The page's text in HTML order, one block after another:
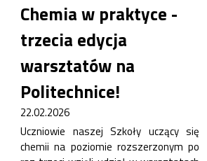
Chemia w praktyce -
trzecia edycja
warsztatów na
Politechnice!
22.02.2026
Uczniowie naszej Szkoły uczący się
chemii na poziomie rozszerzonym po